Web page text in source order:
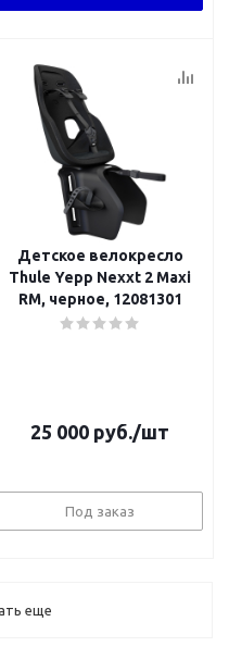
Детское велокресло
Thule Yepp Nexxt 2 Maxi
RM, черное, 12081301
25 000 руб./шт
Под заказ
еще